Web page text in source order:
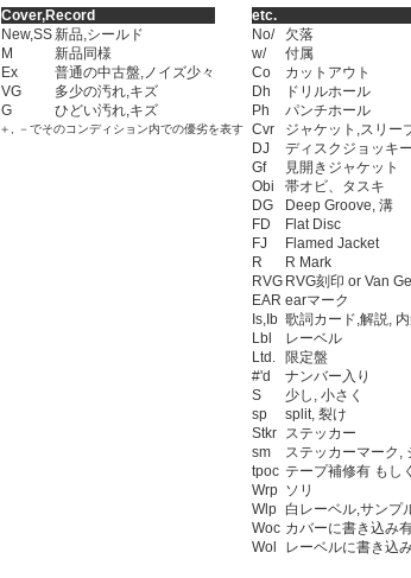
Cover,Record
New,SS新品,シールド
M
新品同様
Ex
普通の中古盤,ノイズ少々
VG
多少の汚れ,キズ
G
ひどい汚れ,キズ
＋, －でそのコンディション内での優劣を表す
etc.
No/
欠落
w/
付属
Co
カットアウト
Dh
ドリルホール
Ph
パンチホール
Cvr
ジャケット,スリー
DJ
ディスクジョッキ
Gf
見開きジャケット
Obi
帯オビ、タスキ
DG
Deep Groove, 溝
FD
Flat Disc
FJ
Flamed Jacket
R
R Mark
RVG RVG刻印 or Van
EAR earマーク
Is,Ib 歌詞カード,解説,
Lbl
レーベル
Ltd.
限定盤
#'d
ナンバー入り
S
少し, 小さく
sp
split, 裂け
Stkr ステッカー
sm
ステッカーマーク,
tpoc テープ補修有 もし
Wrp ソリ
Wlp 白レーベル,サンプ
Woc カバーに書き込み
Wol
レーベルに書き込